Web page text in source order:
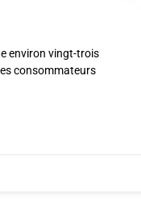
environ vingt-trois
consommateurs